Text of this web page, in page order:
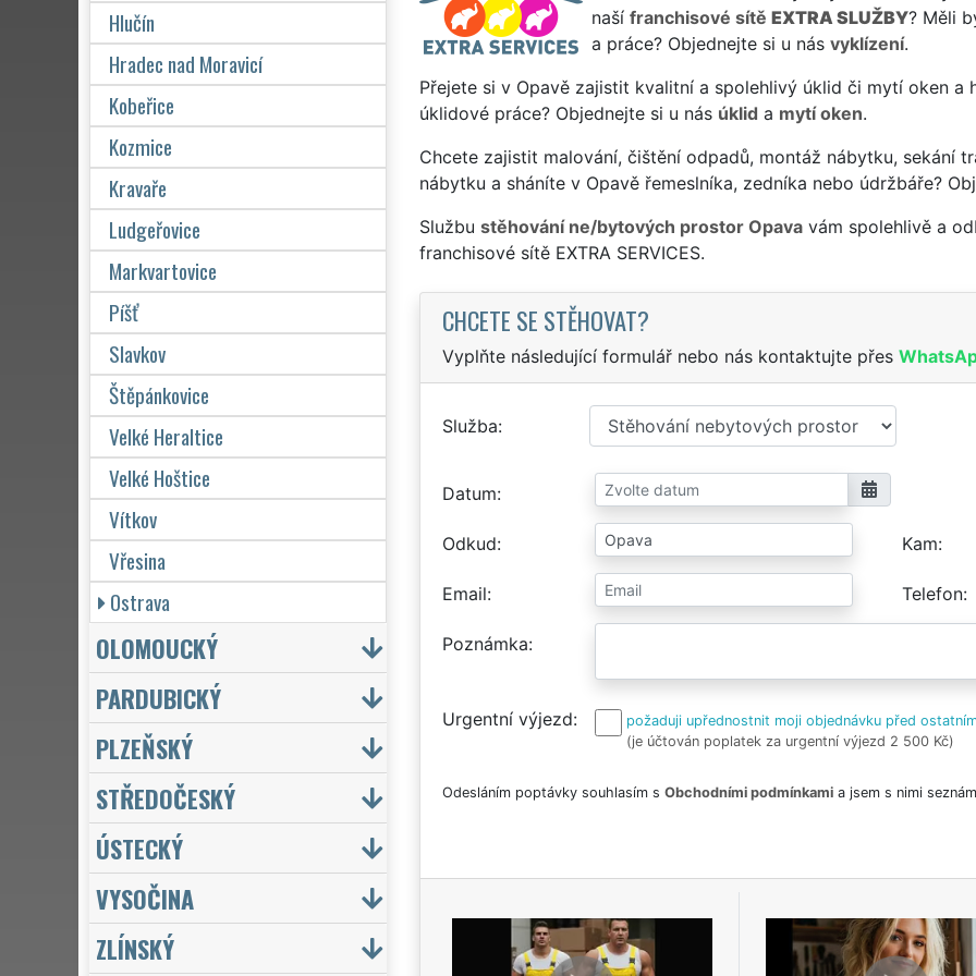
naší franchisové sítě EXTRA SLUŽBY? Měli
a práce? Objednejte si u nás vyklízení.
Přejete si v Opavě zajistit kvalitní a spolehlivý úklid či mytí oken
úklidové práce? Objednejte si u nás úklid a mytí oken.
Chcete zajistit malování, čištění odpadů, montáž nábytku, sekání
nábytku a sháníte v Opavě řemeslníka, zedníka nebo údržbáře?
Službu stěhování ne/bytových prostor Opavavám spolehlivě a
franchisové sítě EXTRA SERVICES.
CHCETE SE STĚHOVAT?
Vyplňte následující formulář nebo nás kontaktujte přes
Služba
Datum
Odkud Kam
Email Telefon
Poznámka
Urgentní výjezd
požaduji upřednostnit moji objednávku před
(je účtován poplatek za urgentní výjezd 2 500 Kč)
Odesláním poptávky souhlasím s Obchodními podmínkamia jsem s nimi
Hlučín
Hradec nad Moravicí
Kobeřice
Kozmice
Kravaře
Ludgeřovice
Markvartovice
Píšť
Slavkov
Štěpánkovice
Velké Heraltice
Velké Hoštice
Vítkov
Vřesina
Ostrava
OLOMOUCKÝ
PARDUBICKÝ
PLZEŇSKÝ
STŘEDOČESKÝ
ÚSTECKÝ
VYSOČINA
ZLÍNSKÝ